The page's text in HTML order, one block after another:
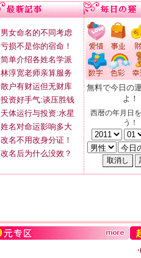
男女命名的不同考虑
亏损不是你的宿命！
简单介绍各姓名学派
林淳宽老师亲算服务
散户有财运但无财库
投资好手气:谈压胜钱
天体运行与投资:水星
姓名对命运影响多大
改名不用改身分证！
改名后为什么没效？
無料で今日の
よ！
西暦の年月日
う！